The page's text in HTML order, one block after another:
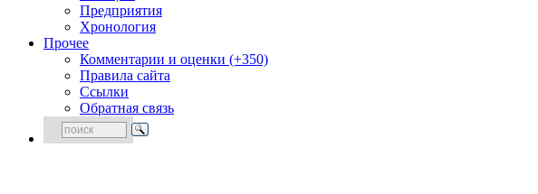
Предприятия
Хронология
Прочее
Комментарии и оценки (+350)
Правила сайта
Ссылки
Обратная связь